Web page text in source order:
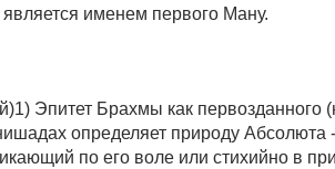
именем первого Ману.
Эпитет Брахмы как первозданного
определяет природу Абсолюта
по его воле или стихийно в